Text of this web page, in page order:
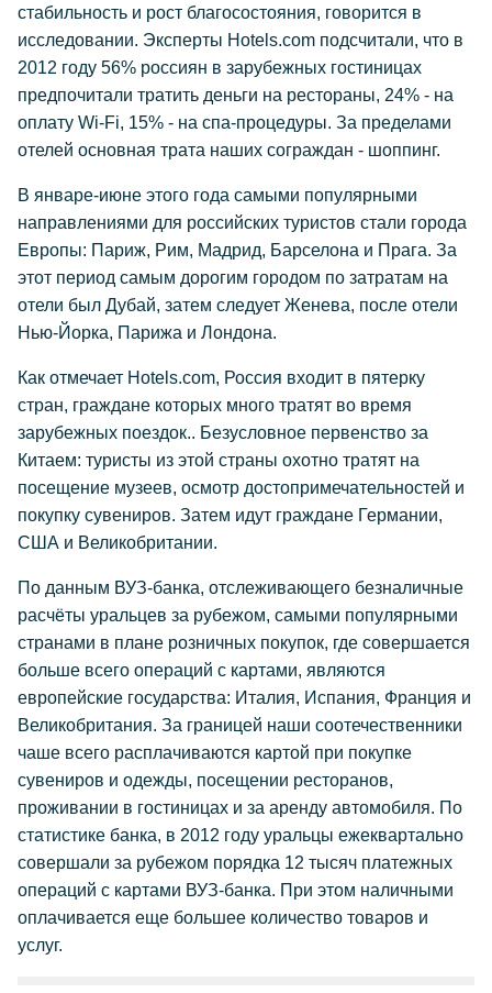
стабильность и рост благосостояния, говорится в
исследовании. Эксперты Hotels.com подсчитали, что в
2012 году 56% россиян в зарубежных гостиницах
предпочитали тратить деньги на рестораны, 24% - на
оплату Wi-Fi, 15% - на спа-процедуры. За пределами
отелей основная трата наших сограждан - шоппинг.
В январе-июне этого года самыми популярными
направлениями для российских туристов стали города
Европы: Париж, Рим, Мадрид, Барселона и Прага. За
этот период самым дорогим городом по затратам на
отели был Дубай, затем следует Женева, после отели
Нью-Йорка, Парижа и Лондона.
Как отмечает Hotels.com, Россия входит в пятерку
стран, граждане которых много тратят во время
зарубежных поездок.. Безусловное первенство за
Китаем: туристы из этой страны охотно тратят на
посещение музеев, осмотр достопримечательностей и
покупку сувениров. Затем идут граждане Германии,
США и Великобритании.
По данным ВУЗ-банка, отслеживающего безналичные
расчёты уральцев за рубежом, самыми популярными
странами в плане розничных покупок, где совершается
больше всего операций с картами, являются
европейские государства: Италия, Испания, Франция и
Великобритания. За границей наши соотечественники
чаше всего расплачиваются картой при покупке
сувениров и одежды, посещении ресторанов,
проживании в гостиницах и за аренду автомобиля. По
статистике банка, в 2012 году уральцы ежеквартально
совершали за рубежом порядка 12 тысяч платежных
операций с картами ВУЗ-банка. При этом наличными
оплачивается еще большее количество товаров и
услуг.